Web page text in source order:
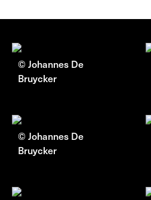
© Johannes De
Bruycker
© Johannes De
Bruycker